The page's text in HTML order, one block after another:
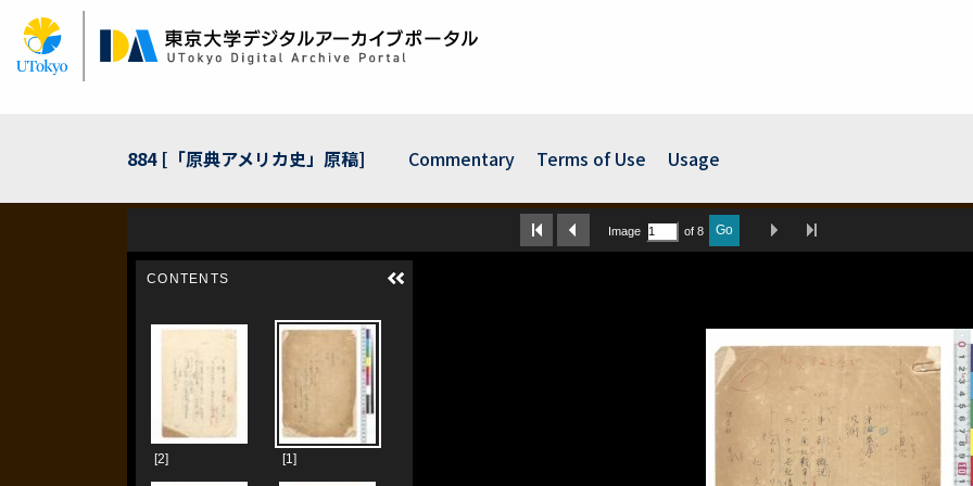
Skip
main
content
884 [「原典アメリカ史」原稿] Commentary Terms of Use Usage